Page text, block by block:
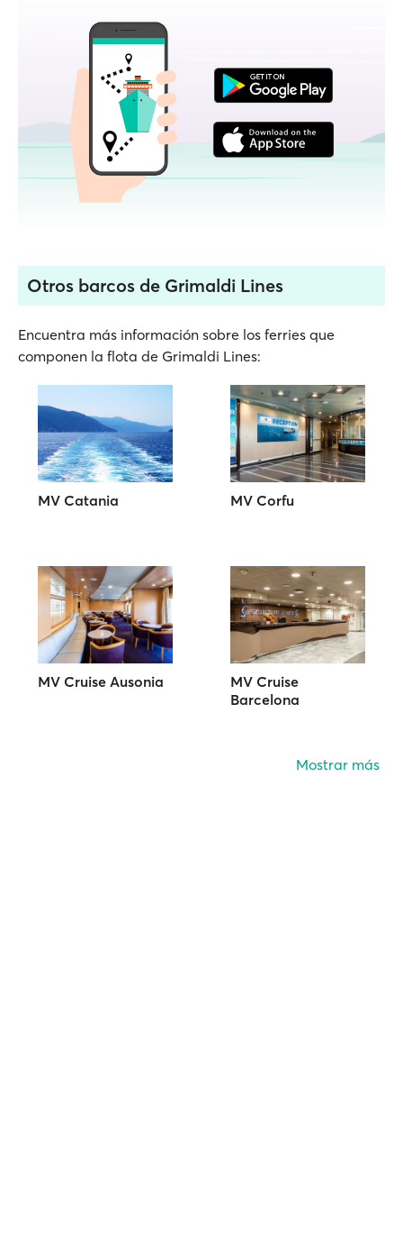
Otros barcos de Grimaldi Lines
Encuentra más información sobre los ferries que
componen la flota de Grimaldi Lines:
MV Catania MV Corfu
MV Cruise Ausonia
MV Cruise
Barcelona
Mostrar más